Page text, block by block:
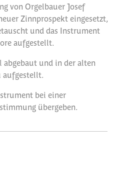
von Orgelbauer Josef
Zinnprospekt eingesetzt,
und das Instrument
aufgestellt.
und in der alten
aufgestellt.
bei einer
übergeben.